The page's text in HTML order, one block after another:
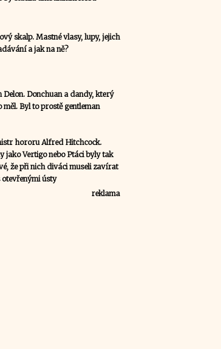
skalp. Mastné vlasy, lupy, jejich
a jak na ně?
Delon. Donchuan a dandy, který
měl. Byl to prostě gentleman
hororu Alfred Hitchcock.
jako Vertigo nebo Ptáci byly tak
že při nich diváci museli zavírat
otevřenými ústy
reklama